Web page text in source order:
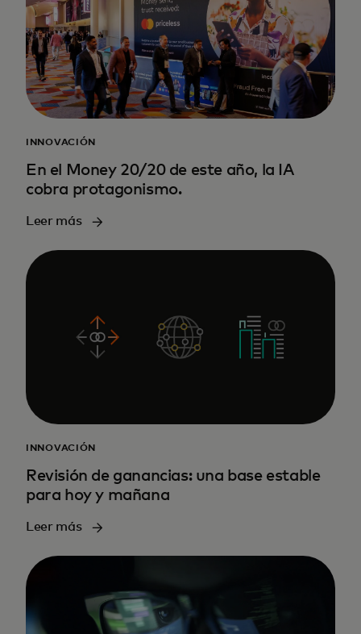
INNOVACIÓN
En el Money 20/20 de este año, la IA
cobra protagonismo.
Leer más
INNOVACIÓN
Revisión de ganancias: una base estable
para hoy y mañana
Leer más